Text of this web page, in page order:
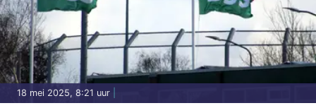
18 mei 2025, 8:21 uur